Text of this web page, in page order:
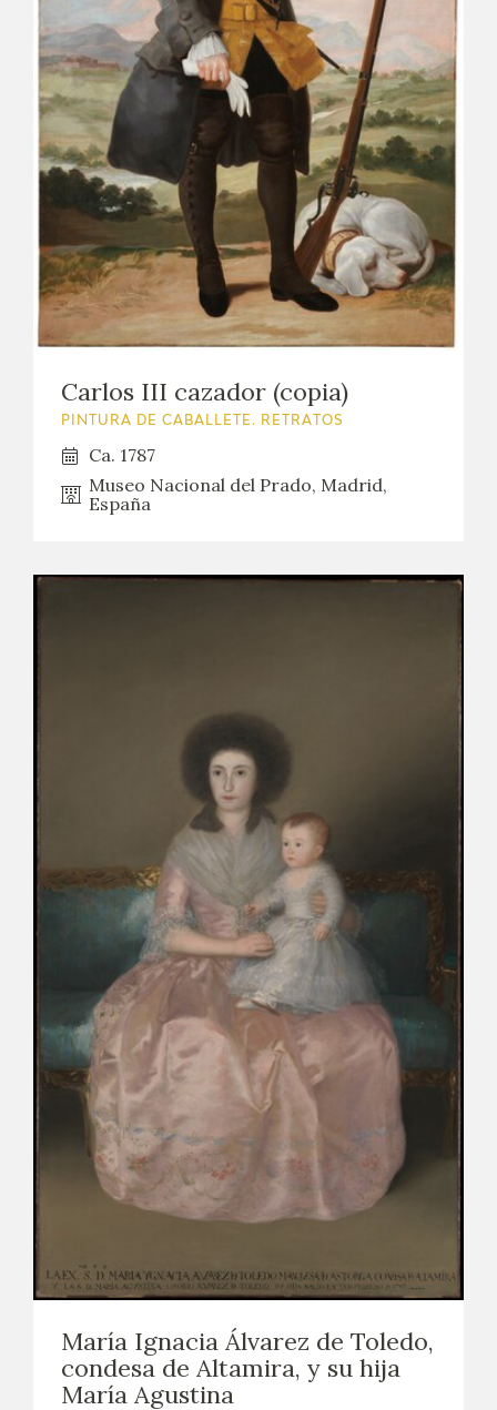
TIENDA ONLINE
EDUCA
CEDEA
RECURSOS EDUCATIVOS
FICHAS ARASAAC
Carlos III cazador (copia)
PINTURA DE CABALLETE. RETRATOS
Ca. 1787
Museo Nacional del Prado, Madrid,
España
María Ignacia Álvarez de Toledo,
condesa de Altamira, y su hija
María Agustina